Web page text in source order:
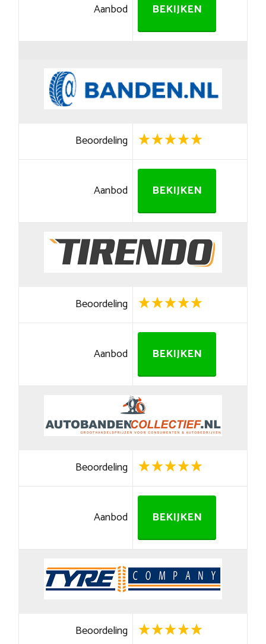
Aanbod BEKIJKEN
Beoordeling
Aanbod BEKIJKEN
Beoordeling
Aanbod BEKIJKEN
Beoordeling
Aanbod BEKIJKEN
Beoordeling